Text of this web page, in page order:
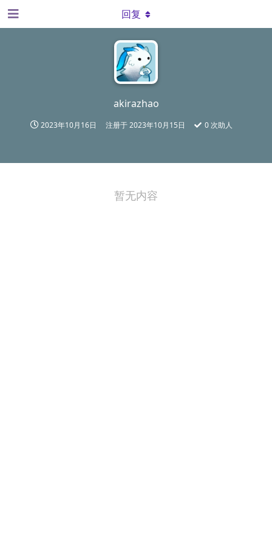
akirazhao
2023年10月16日 注册于2023年10月15日 0 次助人
回复
暂无内容